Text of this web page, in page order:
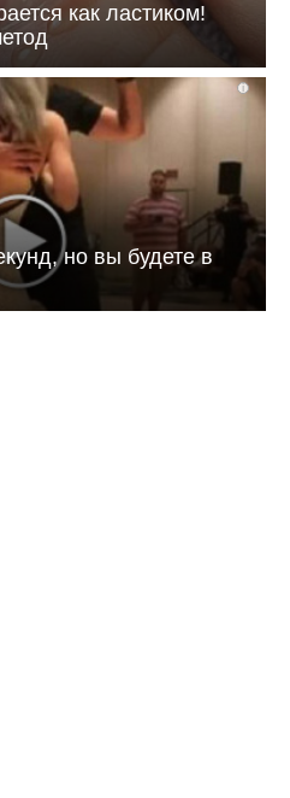
как ластиком!
i
но вы будете в